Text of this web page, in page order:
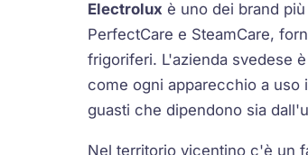
Electrolux è uno dei brand
PerfectCare e SteamCare,
frigoriferi. L'azienda svedese
come ogni apparecchio a uso
guasti che dipendono sia
Nel territorio vicentino c'è un